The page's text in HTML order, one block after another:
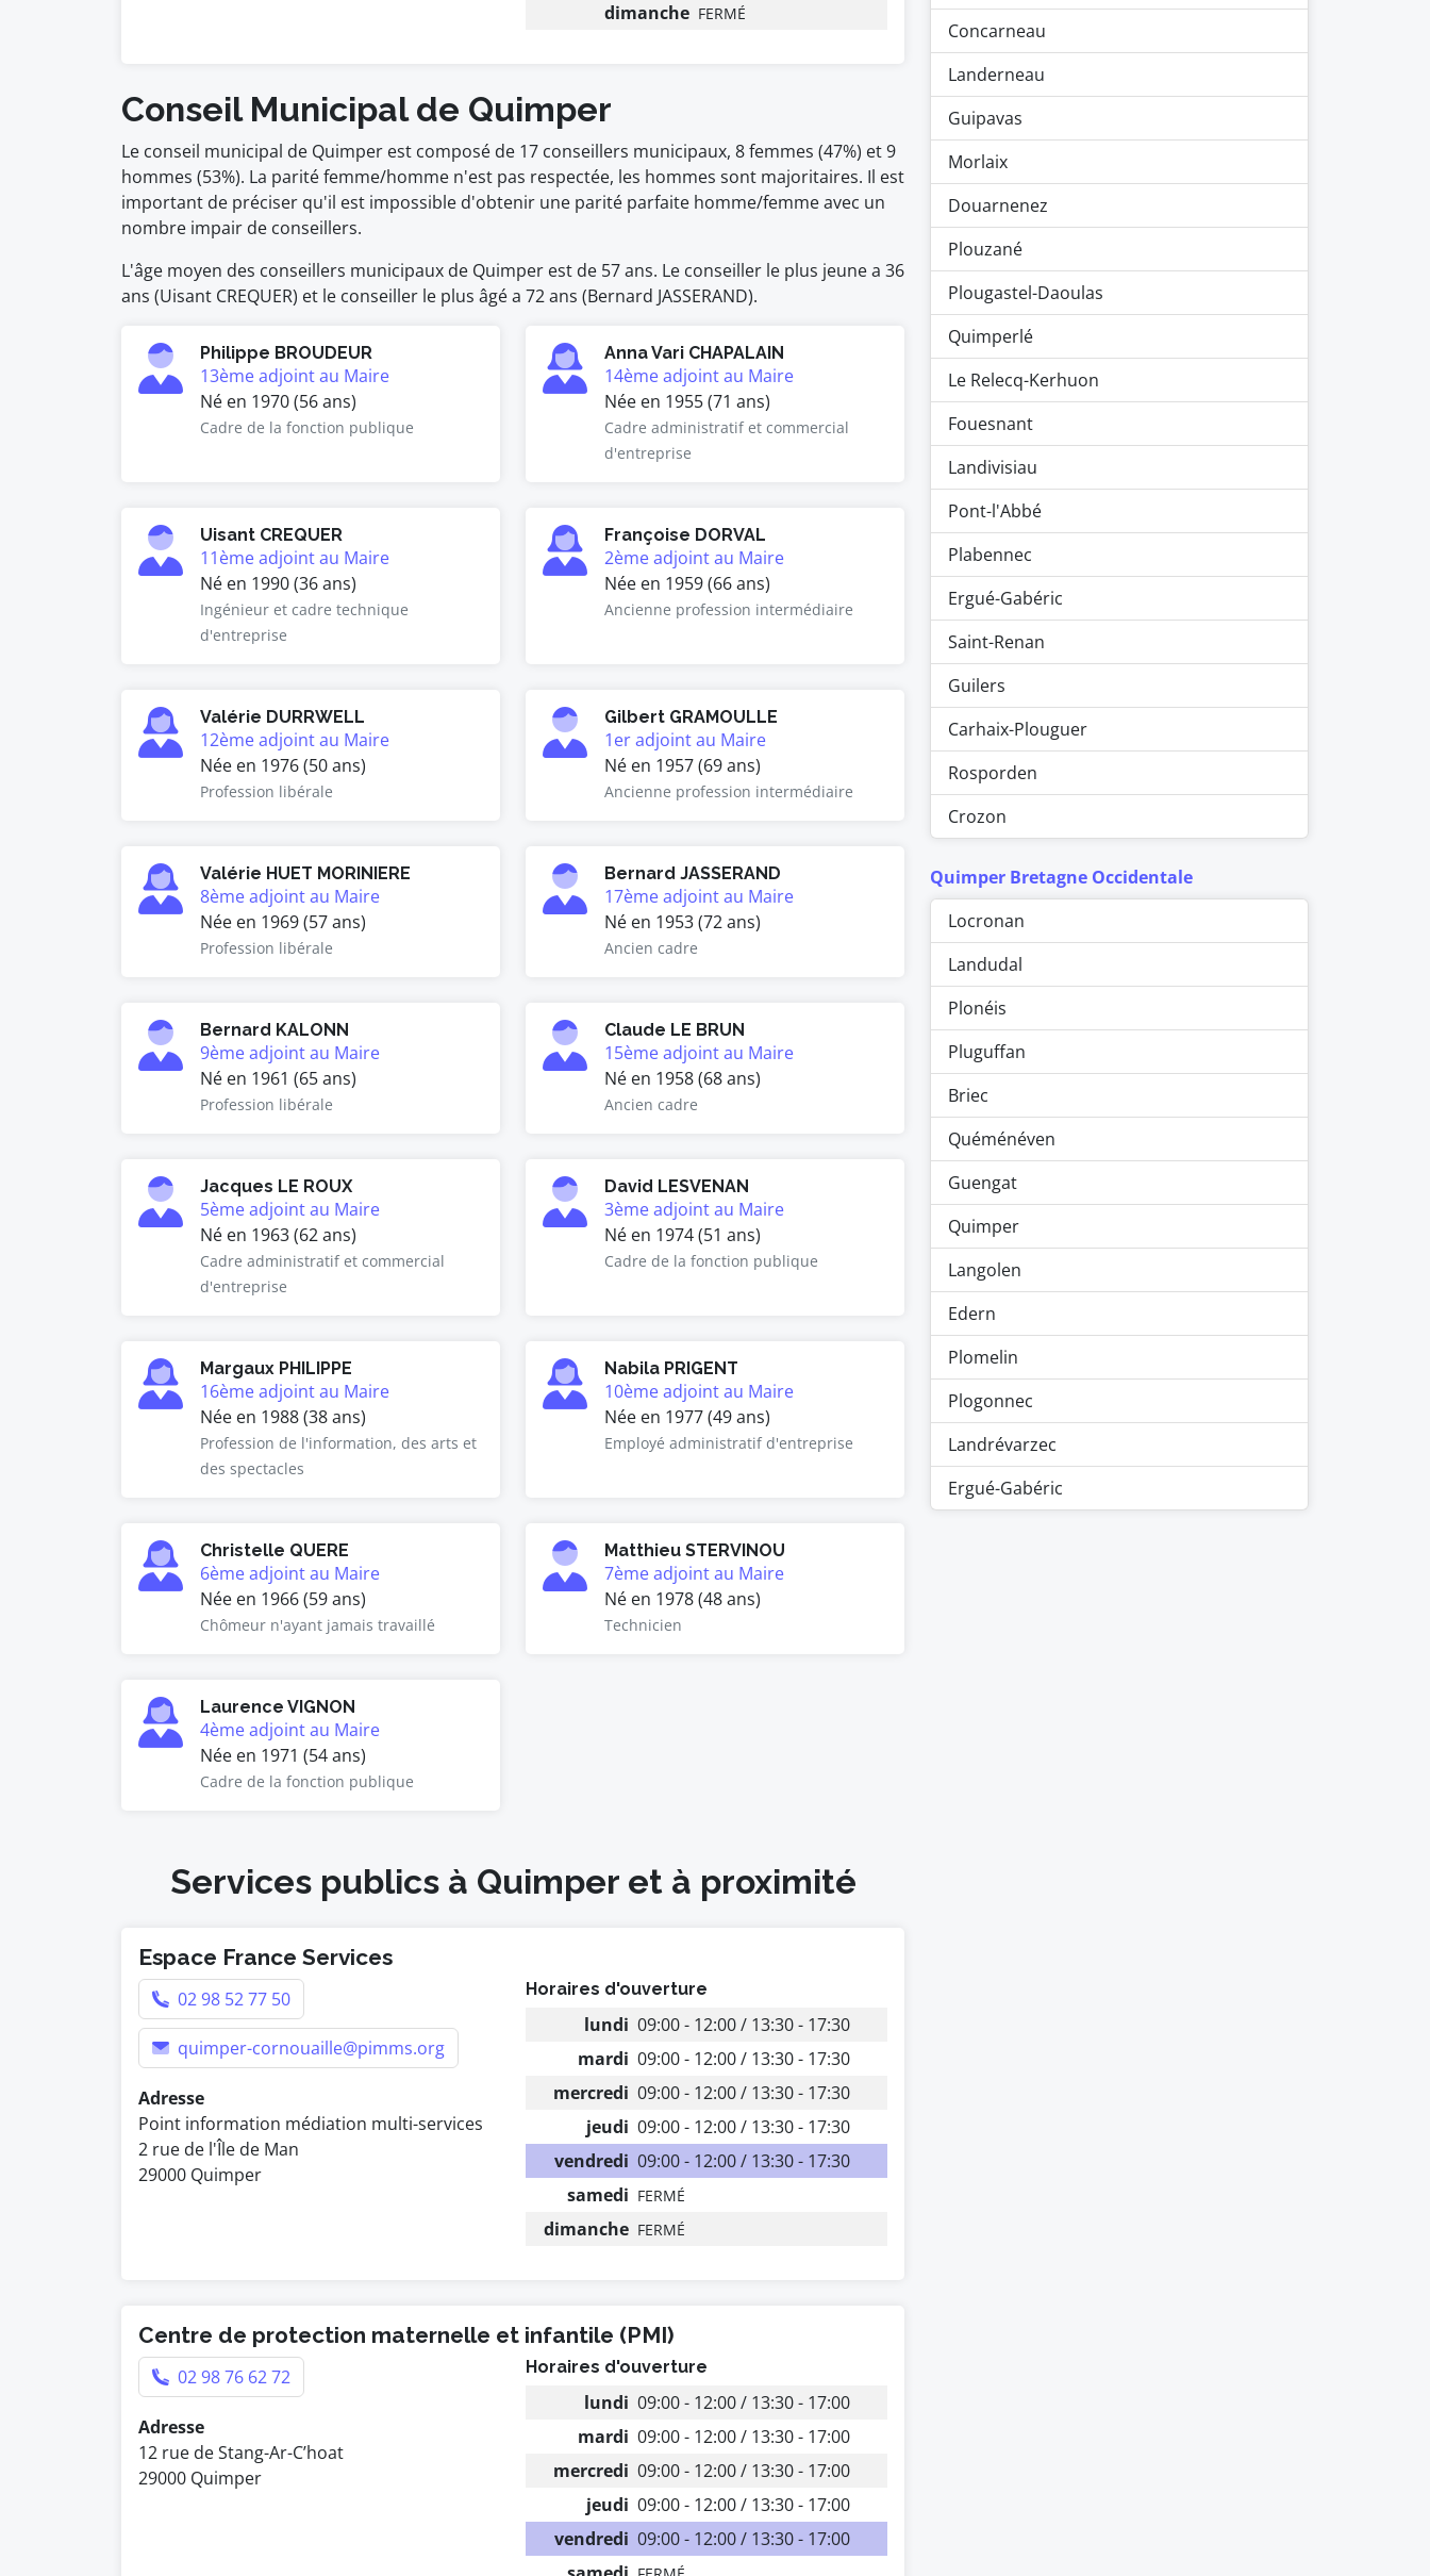
dimanche FERMÉ
Conseil Municipal de Quimper
Le conseil municipal de Quimper est composé de 17 conseillers municipaux, 8 femmes (47%) et 9
hommes (53%). La parité femme/homme n'est pas respectée, les hommes sont majoritaires. Il est
important de préciser qu'il est impossible d'obtenir une parité parfaite homme/femme avec un
nombre impair de conseillers.
L'âge moyen des conseillers municipaux de Quimper est de 57 ans. Le conseiller le plus jeune a 36
ans (Uisant CREQUER) et le conseiller le plus âgé a 72 ans (Bernard JASSERAND).
Philippe BROUDEUR
13ème adjoint au Maire
Né en 1970 (56 ans)
Cadre de la fonction publique
Anna Vari CHAPALAIN
14ème adjoint au Maire
Née en 1955 (71 ans)
Cadre administratif et commercial
d'entreprise
Uisant CREQUER
11ème adjoint au Maire
Né en 1990 (36 ans)
Ingénieur et cadre technique
d'entreprise
Françoise DORVAL
2ème adjoint au Maire
Née en 1959 (66 ans)
Ancienne profession intermédiaire
Valérie DURRWELL
12ème adjoint au Maire
Née en 1976 (50 ans)
Profession libérale
Gilbert GRAMOULLE
1er adjoint au Maire
Né en 1957 (69 ans)
Ancienne profession intermédiaire
Valérie HUET MORINIERE
8ème adjoint au Maire
Née en 1969 (57 ans)
Profession libérale
Bernard JASSERAND
17ème adjoint au Maire
Né en 1953 (72 ans)
Ancien cadre
Bernard KALONN
9ème adjoint au Maire
Né en 1961 (65 ans)
Profession libérale
Claude LE BRUN
15ème adjoint au Maire
Né en 1958 (68 ans)
Ancien cadre
Jacques LE ROUX
5ème adjoint au Maire
Né en 1963 (62 ans)
Cadre administratif et commercial
d'entreprise
David LESVENAN
3ème adjoint au Maire
Né en 1974 (51 ans)
Cadre de la fonction publique
Margaux PHILIPPE
16ème adjoint au Maire
Née en 1988 (38 ans)
Profession de l'information, des arts et
des spectacles
Nabila PRIGENT
10ème adjoint au Maire
Née en 1977 (49 ans)
Employé administratif d'entreprise
Christelle QUERE
6ème adjoint au Maire
Née en 1966 (59 ans)
Chômeur n'ayant jamais travaillé
Matthieu STERVINOU
7ème adjoint au Maire
Né en 1978 (48 ans)
Technicien
Laurence VIGNON
4ème adjoint au Maire
Née en 1971 (54 ans)
Cadre de la fonction publique
Services publics à Quimper et à proximité
Espace France Services
02 98 52 77 50
quimper-cornouaille@pimms.org
Adresse
Point information médiation multi-services
2 rue de l'Île de Man
29000 Quimper
Horaires d'ouverture
lundi 09:00 - 12:00 / 13:30 - 17:30
mardi 09:00 - 12:00 / 13:30 - 17:30
mercredi 09:00 - 12:00 / 13:30 - 17:30
jeudi 09:00 - 12:00 / 13:30 - 17:30
vendredi 09:00 - 12:00 / 13:30 - 17:30
samedi FERMÉ
dimanche FERMÉ
Centre de protection maternelle et infantile (PMI)
02 98 76 62 72
Adresse
12 rue de Stang-Ar-C’hoat
29000 Quimper
Horaires d'ouverture
lundi 09:00 - 12:00 / 13:30 - 17:00
mardi 09:00 - 12:00 / 13:30 - 17:00
mercredi 09:00 - 12:00 / 13:30 - 17:00
jeudi 09:00 - 12:00 / 13:30 - 17:00
vendredi 09:00 - 12:00 / 13:30 - 17:00
Concarneau
Landerneau
Guipavas
Morlaix
Douarnenez
Plouzané
Plougastel-Daoulas
Quimperlé
Le Relecq-Kerhuon
Fouesnant
Landivisiau
Pont-l'Abbé
Plabennec
Ergué-Gabéric
Saint-Renan
Guilers
Carhaix-Plouguer
Rosporden
Crozon
Quimper Bretagne Occidentale
Locronan
Landudal
Plonéis
Pluguffan
Briec
Quéménéven
Guengat
Quimper
Langolen
Edern
Plomelin
Plogonnec
Landrévarzec
Ergué-Gabéric